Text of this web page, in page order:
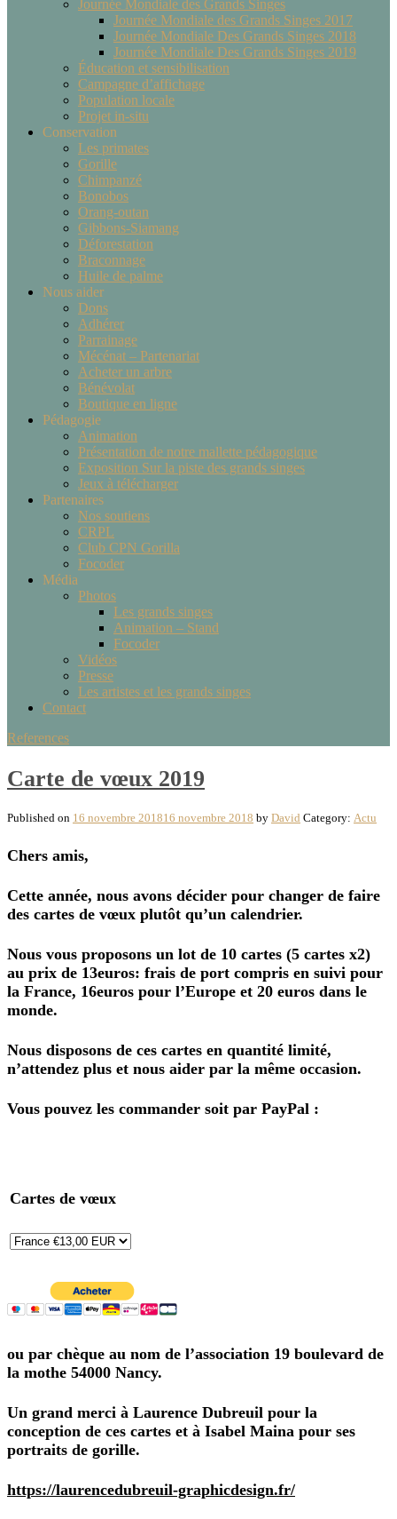
Journée Mondiale des Grands Singes
Journée Mondiale des Grands Singes 2017
Journée Mondiale Des Grands Singes 2018
Journée Mondiale Des Grands Singes 2019
Éducation et sensibilisation
Campagne d’affichage
Population locale
Projet in-situ
Conservation
Les primates
Gorille
Chimpanzé
Bonobos
Orang-outan
Gibbons-Siamang
Déforestation
Braconnage
Huile de palme
Nous aider
Dons
Adhérer
Parrainage
Mécénat – Partenariat
Acheter un arbre
Bénévolat
Boutique en ligne
Pédagogie
Animation
Présentation de notre mallette pédagogique
Exposition Sur la piste des grands singes
Jeux à télécharger
Partenaires
Nos soutiens
CRPL
Club CPN Gorilla
Focoder
Média
Photos
Les grands singes
Animation – Stand
Focoder
Vidéos
Presse
Les artistes et les grands singes
Contact
References
Carte de vœux 2019
Published on 16 novembre 201816 novembre 2018 by David Category: Actu
Chers amis,
Cette année, nous avons décider pour changer de faire
des cartes de vœux plutôt qu’un calendrier.
Nous vous proposons un lot de 10 cartes (5 cartes x2)
au prix de 13euros: frais de port compris en suivi pour
la France, 16euros pour l’Europe et 20 euros dans le
monde.
Nous disposons de ces cartes en quantité limité,
n’attendez plus et nous aider par la même occasion.
Vous pouvez les commander soit par PayPal :
Cartes de vœux
ou par chèque au nom de l’association 19 boulevard de
la mothe 54000 Nancy.
Un grand merci à Laurence Dubreuil pour la
conception de ces cartes et à Isabel Maina pour ses
portraits de gorille.
https://laurencedubreuil-graphicdesign.fr/